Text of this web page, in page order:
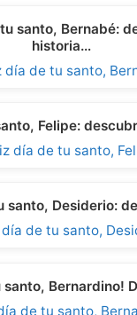
santo, Bernabé:
historia…
Felipe:
santo, Desiderio:
santo, Bernardino!